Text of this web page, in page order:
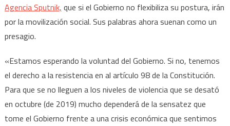
Agencia Sputnik, que si el Gobierno no flexibiliza su postura, irán
por la movilización social. Sus palabras ahora suenan como un
presagio.
«Estamos esperando la voluntad del Gobierno. Si no, tenemos
el derecho a la resistencia en al artículo 98 de la Constitución.
Para que se no lleguen a los niveles de violencia que se desató
en octubre (de 2019) mucho dependerá de la sensatez que
tome el Gobierno frente a una crisis económica que sentimos